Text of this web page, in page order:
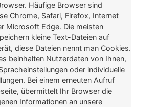
Häufige Browser sind
Chrome, Safari, Firefox, Internet
Microsoft Edge. Die meisten
kleine Text-Dateien auf
diese Dateien nennt man Cookies.
beinhalten Nutzerdaten von Ihnen,
oder individuelle
Bei einem erneuten Aufruf
übermittelt Ihr Browser die
Informationen an unsere